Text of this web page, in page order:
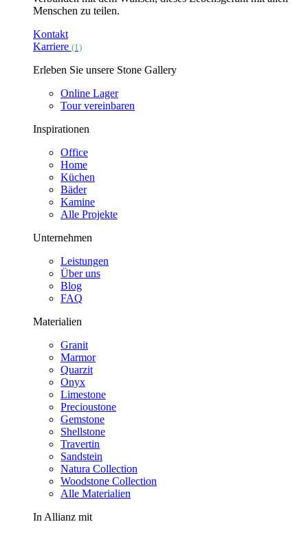
Menschen zu teilen.
Kontakt
Karriere (1)
Erleben Sie unsere Stone Gallery
Online Lager
Tour vereinbaren
Inspirationen
Office
Home
Küchen
Bäder
Kamine
Alle Projekte
Unternehmen
Leistungen
Über uns
Blog
FAQ
Materialien
Granit
Marmor
Quarzit
Onyx
Limestone
Precioustone
Gemstone
Shellstone
Travertin
Sandstein
Natura Collection
Woodstone Collection
Alle Materialien
In Allianz mit